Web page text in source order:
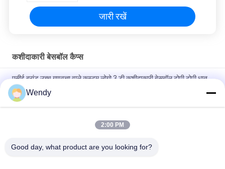
जारी रखें
कशीदाकारी बेसबॉल कैप्स
एसीई ब्रांड उच्च गुणवत्ता वाले कस्टम लोगो 3 डी कशीदाकारी बेसबॉल टोपी टोपी धातु
बकसुआ के साथ
100% पॉलिएस्टर 6 पैनल बेसबॉल कैप सॉलिड क्लासिकल सिक्स पैनल अनस्ट्रक्चर्ड
Wendy
2:00 PM
Good day, what product are you looking for?